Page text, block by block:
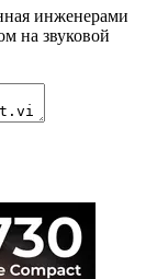
инженерами
на звуковой